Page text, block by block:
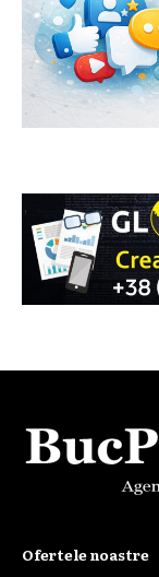
Ofertele noastre